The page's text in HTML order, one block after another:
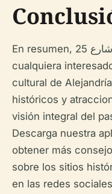
En resumen, شارع 25 es una visita obligada para
cualquiera
cultural de
históricos y
visión integral del
Descarga nuestra
obtener más
sobre los sitios
en las redes